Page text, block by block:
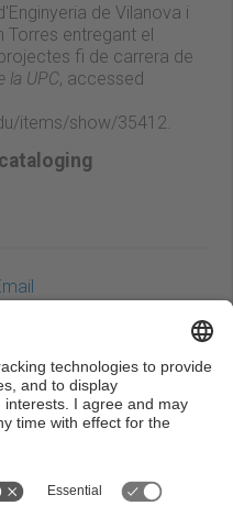
de Vilanova i
Torres entregant el
fi de carrera de
la UPC, accessed
items/show/35412
on this work is
license:Attribution-